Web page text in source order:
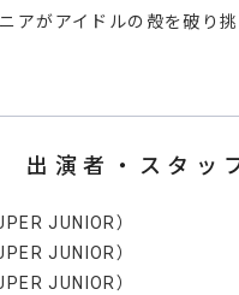
アがアイドルの殻を破り
出演者・スタッ
JUNIOR）
JUNIOR）
JUNIOR）